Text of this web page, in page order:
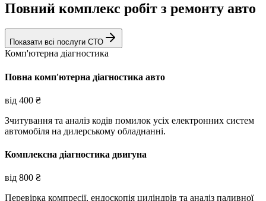
Повний комплекс робіт з ремонту авто
Показати всі послуги СТО
Комп'ютерна діагностика
Повна комп'ютерна діагностика авто
від 400 ₴
Зчитування та аналіз кодів помилок усіх електронних систем
автомобіля на дилерському обладнанні.
Комплексна діагностика двигуна
від 800 ₴
Перевірка компресії, ендоскопія циліндрів та аналіз паливної